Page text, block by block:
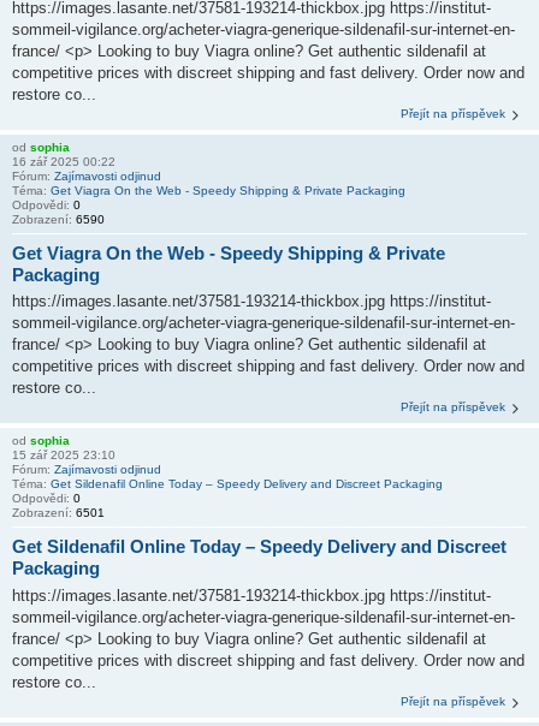
https://images.lasante.net/37581-193214-thickbox.jpg https://institut-
sommeil-vigilance.org/acheter-viagra-generique-sildenafil-sur-internet-en-
france/ <p> Looking to buy Viagra online? Get authentic sildenafil at
competitive prices with discreet shipping and fast delivery. Order now and
restore co...
Přejít na příspěvek
od sophia
16 zář 2025 00:22
Fórum: Zajímavosti odjinud
Téma: Get Viagra On the Web - Speedy Shipping & Private Packaging
Odpovědi: 0
Zobrazení: 6590
Get Viagra On the Web - Speedy Shipping & Private
Packaging
https://images.lasante.net/37581-193214-thickbox.jpg https://institut-
sommeil-vigilance.org/acheter-viagra-generique-sildenafil-sur-internet-en-
france/ <p> Looking to buy Viagra online? Get authentic sildenafil at
competitive prices with discreet shipping and fast delivery. Order now and
restore co...
Přejít na příspěvek
od sophia
15 zář 2025 23:10
Fórum: Zajímavosti odjinud
Téma: Get Sildenafil Online Today – Speedy Delivery and Discreet Packaging
Odpovědi: 0
Zobrazení: 6501
Get Sildenafil Online Today – Speedy Delivery and Discreet
Packaging
https://images.lasante.net/37581-193214-thickbox.jpg https://institut-
sommeil-vigilance.org/acheter-viagra-generique-sildenafil-sur-internet-en-
france/ <p> Looking to buy Viagra online? Get authentic sildenafil at
competitive prices with discreet shipping and fast delivery. Order now and
restore co...
Přejít na příspěvek